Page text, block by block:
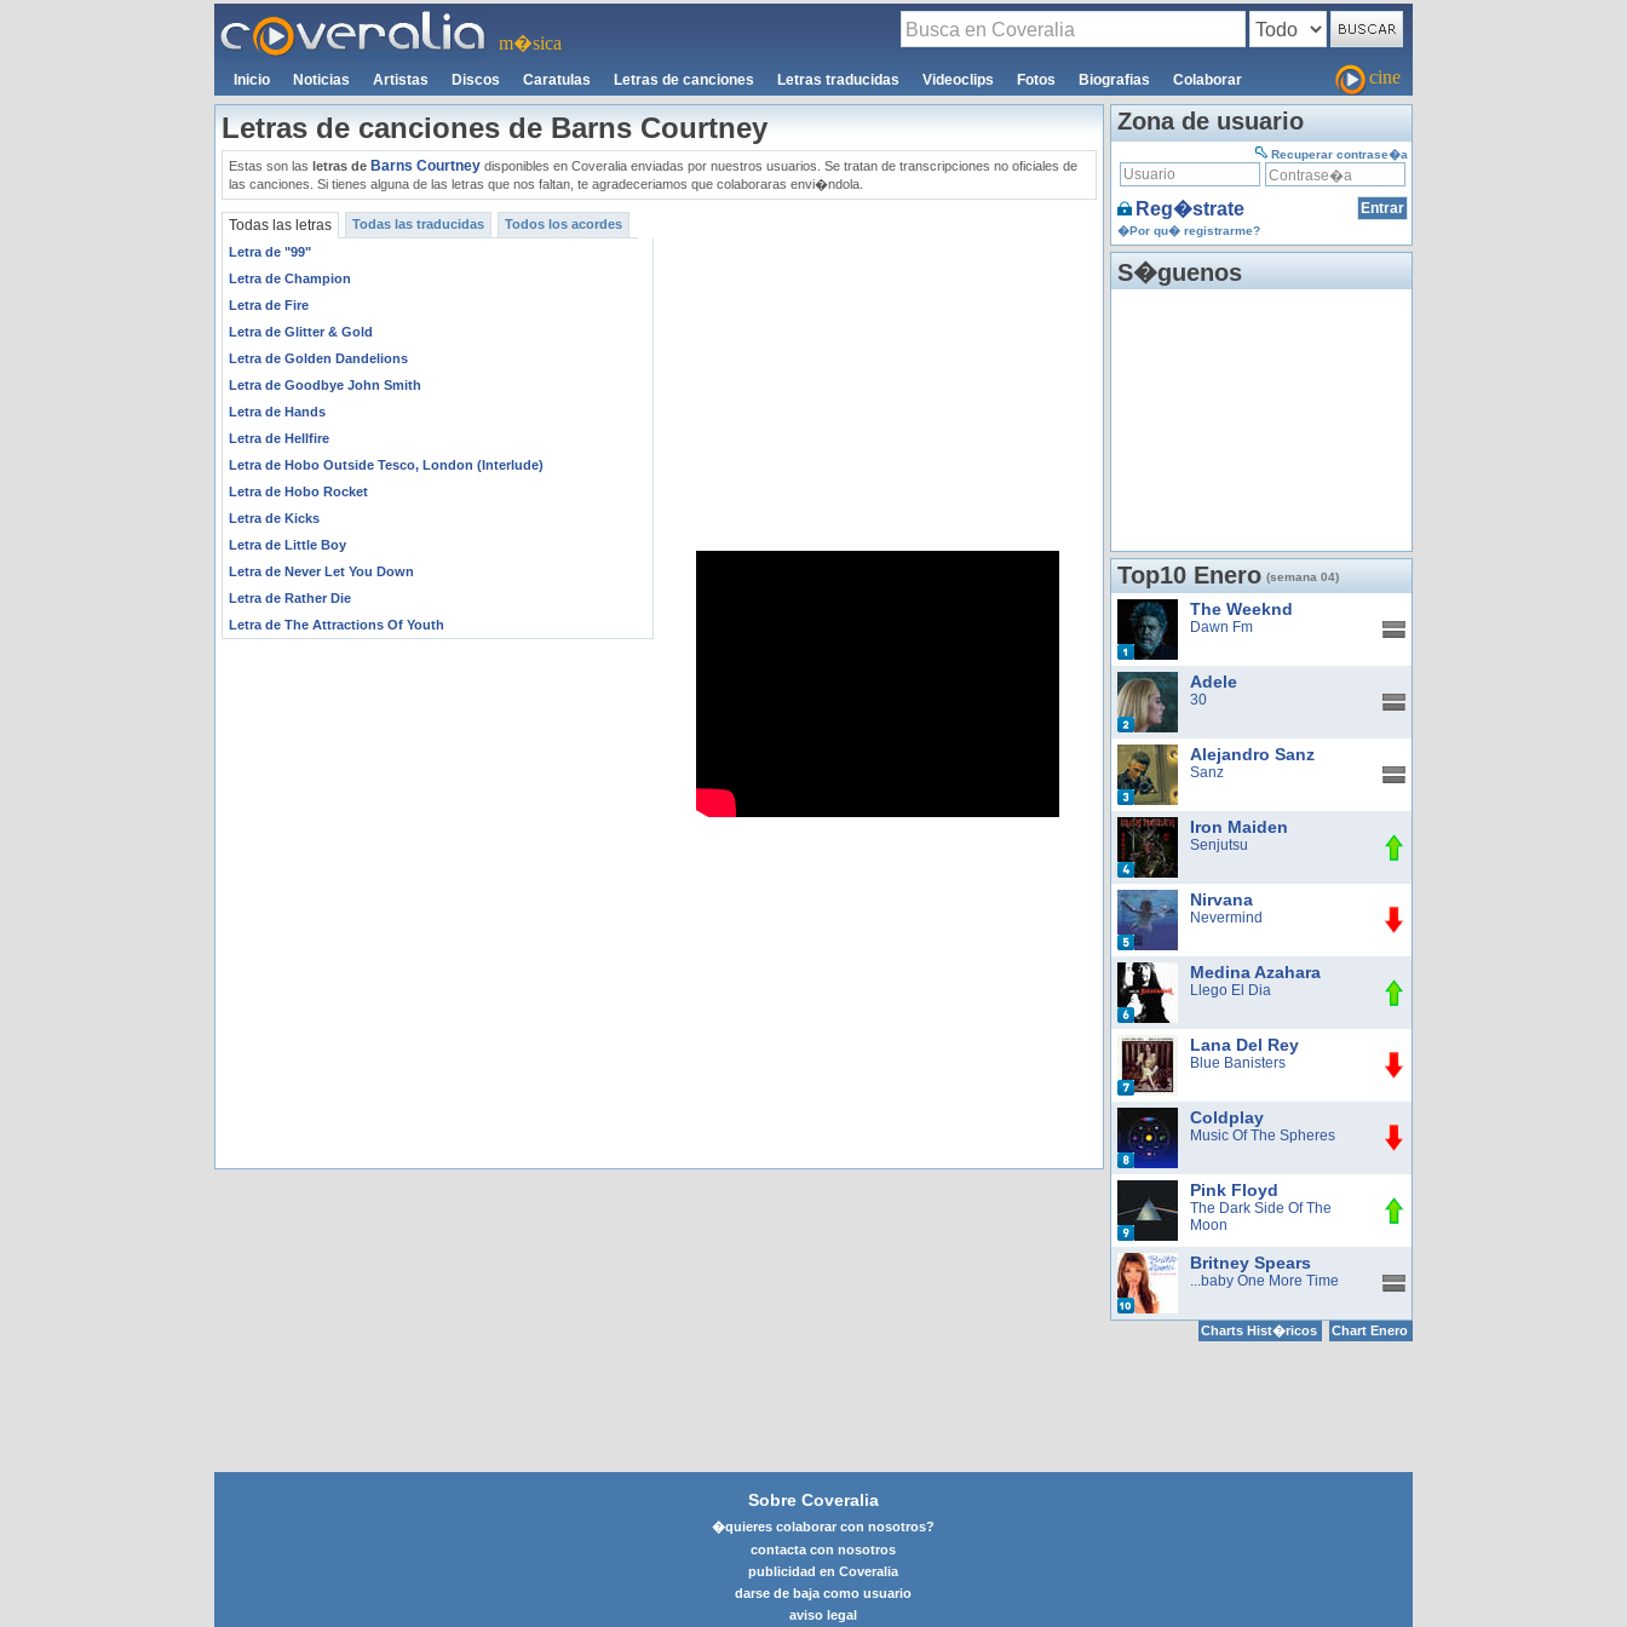
m�sica
Inicio Noticias Artistas Discos Caratulas Letras de canciones Letras traducidas Videoclips Fotos Biografias Colaborar cine
Letras de canciones de Barns Courtney
Estas son las letras de Barns Courtney disponibles en Coveralia enviadas por nuestros usuarios. Se tratan de transcripciones no oficiales de
las canciones. Si tienes alguna de las letras que nos faltan, te agradeceriamos que colaboraras envi�ndola.
Todas las letras Todas las traducidas
Todos los acordes
Letra de "99"
Letra de Champion
Letra de Fire
Letra de Glitter & Gold
Letra de Golden Dandelions
Letra de Goodbye John Smith
Letra de Hands
Letra de Hellfire
Letra de Hobo Outside Tesco, London (Interlude)
Letra de Hobo Rocket
Letra de Kicks
Letra de Little Boy
Letra de Never Let You Down
Letra de Rather Die
Letra de The Attractions Of Youth
Zona de usuario
Recuperar contrase�a
Reg�strate
�Por qu� registrarme?
S�guenos
Top10 Enero (semana 04)
The Weeknd
Dawn Fm
Adele
30
Alejandro Sanz
Sanz
Iron Maiden
Senjutsu
Nirvana
Nevermind
Medina Azahara
Llego El Dia
Lana Del Rey
Blue Banisters
Coldplay
Music Of The Spheres
Pink Floyd
The Dark Side Of The
Moon
Britney Spears
...baby One More Time
Charts Hist�ricos Chart Enero
Sobre Coveralia
�quieres colaborar con nosotros?
contacta con nosotros
publicidad en Coveralia
darse de baja como usuario
aviso legal